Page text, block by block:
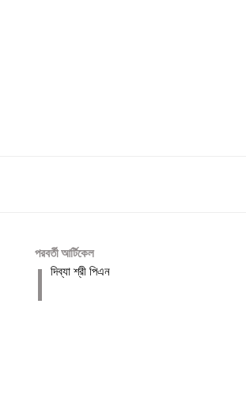
পরবর্তী আর্টিকেল
দিব্যা শ্রী পিএন